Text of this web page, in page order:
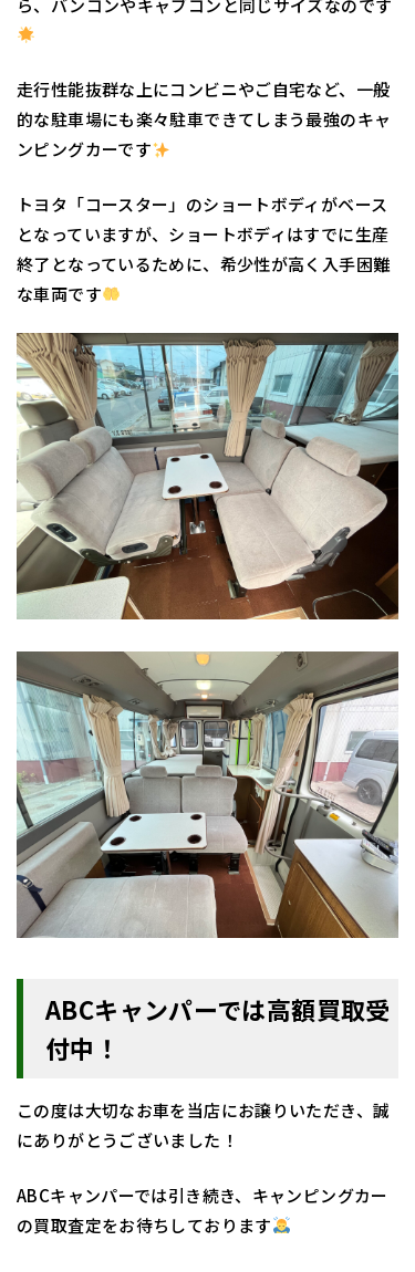
走行性能抜群な上にコンビニやご自宅など、一般
的な駐車場にも楽々駐車できてしまう最強のキャ
ンピングカーです
トヨタ「コースター」のショートボディがベース
となっていますが、ショートボディはすでに生産
終了となっているために、 希少性が高く入手困難
な車両です
ABCキャンパーでは高額買取受
付中！
この度は大切なお車を当店にお譲りいただき、誠
にありがとうございました！
ABCキャンパーでは引き続き、キャンピングカー
の買取査定をお待ちしております